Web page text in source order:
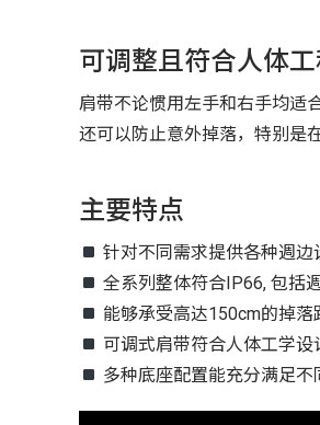
可调整且符合人体
肩带不论惯用左手和右手均适
还可以防止意外掉落，特别是
主要特点
针对不同需求提供各种週边
全系列整体符合IP66, 包括
能够承受高达150cm的掉落
可调式肩带符合人体工学设
多种底座配置能充分满足不